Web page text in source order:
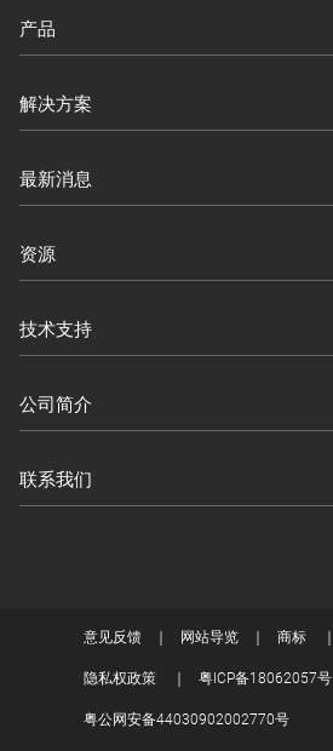
产品
解决方案
最新消息
资源
技术支持
公司简介
联系我们
意见反馈 网站导览 商标
隐私权政策 粤ICP备18062057号
粤公网安备44030902002770号